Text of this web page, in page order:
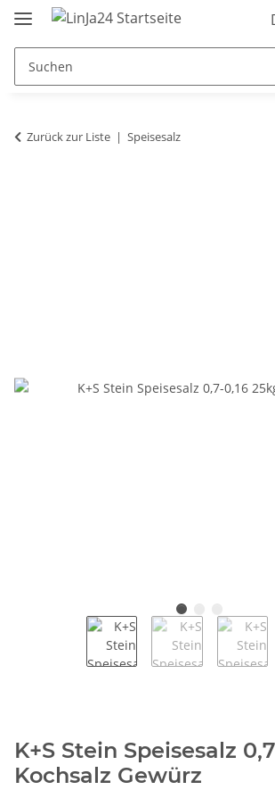
Zurück zur Liste Speisesalz
K+S Stein Speisesalz
Kochsalz Gewürz